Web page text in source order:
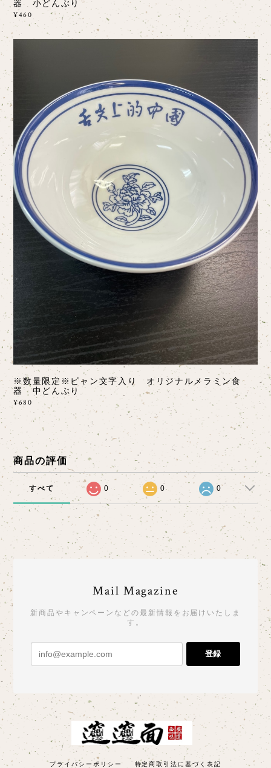
器 小どんぶり
¥460
※数量限定※ビャン文字入り オリジナルメラミン食
器 中どんぶり
¥680
商品の評価
すべて 0 0 0
Mail Magazine
新商品やキャンペーンなどの最新情報をお届けいたしま
す。
登録
プライバシーポリシー 特定商取引法に基づく表記